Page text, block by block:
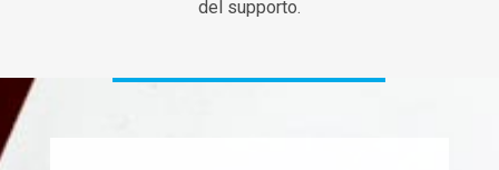
del supporto.